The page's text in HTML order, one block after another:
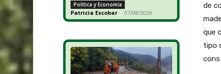
Política y Economía
Patricia Escobar - 07/08/2026
de
que
tipo